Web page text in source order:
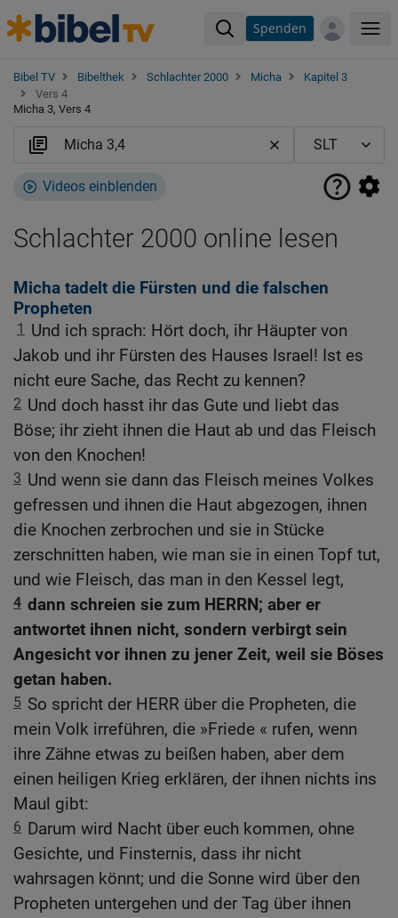
Spenden
Bibel TV Bibelthek Schlachter 2000 Micha
Kapitel 3
Vers 4
Micha 3, Vers 4
Videos einblenden
Schlachter 2000 online lesen
Micha tadelt die Fürsten und die falschen
Propheten
1
Und ich sprach: Hört doch, ihr Häupter von
Jakob und ihr Fürsten des Hauses Israel! Ist es
nicht eure Sache, das Recht zu kennen?
2 Und doch hasst ihr das Gute und liebt das
Böse; ihr zieht ihnen die Haut ab und das Fleisch
von den Knochen!
3 Und wenn sie dann das Fleisch meines Volkes
gefressen und ihnen die Haut abgezogen, ihnen
die Knochen zerbrochen und sie in Stücke
zerschnitten haben, wie man sie in einen Topf tut,
und wie Fleisch, das man in den Kessel legt,
4 dann schreien sie zum HERRN; aber er
antwortet ihnen nicht, sondern verbirgt sein
Angesicht vor ihnen zu jener Zeit, weil sie Böses
getan haben.
5 So spricht der HERR über die Propheten, die
mein Volk irreführen, die »Friede « rufen, wenn
ihre Zähne etwas zu beißen haben, aber dem
einen heiligen Krieg erklären, der ihnen nichts ins
Maul gibt:
6 Darum wird Nacht über euch kommen, ohne
Gesichte, und Finsternis, dass ihr nicht
wahrsagen könnt; und die Sonne wird über den
Propheten untergehen und der Tag über ihnen